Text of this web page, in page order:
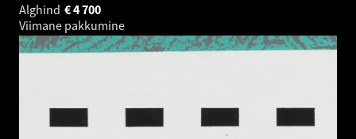
Alghind
4 700
€
Viimane pakkumine